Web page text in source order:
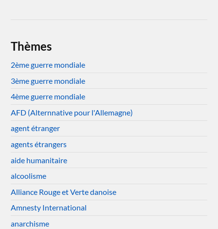
Thèmes
2ème guerre mondiale
3ème guerre mondiale
4ème guerre mondiale
AFD (Alternnative pour l'Allemagne)
agent étranger
agents étrangers
aide humanitaire
alcoolisme
Alliance Rouge et Verte danoise
Amnesty International
anarchisme